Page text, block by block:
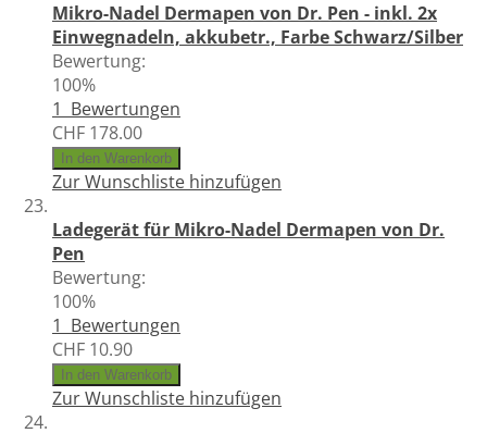
Mikro-Nadel Dermapen von Dr. Pen - inkl. 2x
Einwegnadeln, akkubetr., Farbe Schwarz/Silber
Bewertung:
100%
1 Bewertungen
CHF 178.00
In den Warenkorb
Zur Wunschliste hinzufügen
Ladegerät für Mikro-Nadel Dermapen von Dr.
Pen
Bewertung:
100%
1 Bewertungen
CHF 10.90
In den Warenkorb
Zur Wunschliste hinzufügen